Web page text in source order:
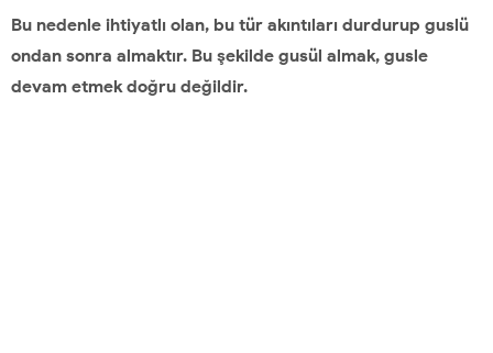
Bu nedenle ihtiyatlı olan, bu tür akıntıları durdurup guslü
ondan sonra almaktır. Bu şekilde gusül almak, gusle
devam etmek doğru değildir.